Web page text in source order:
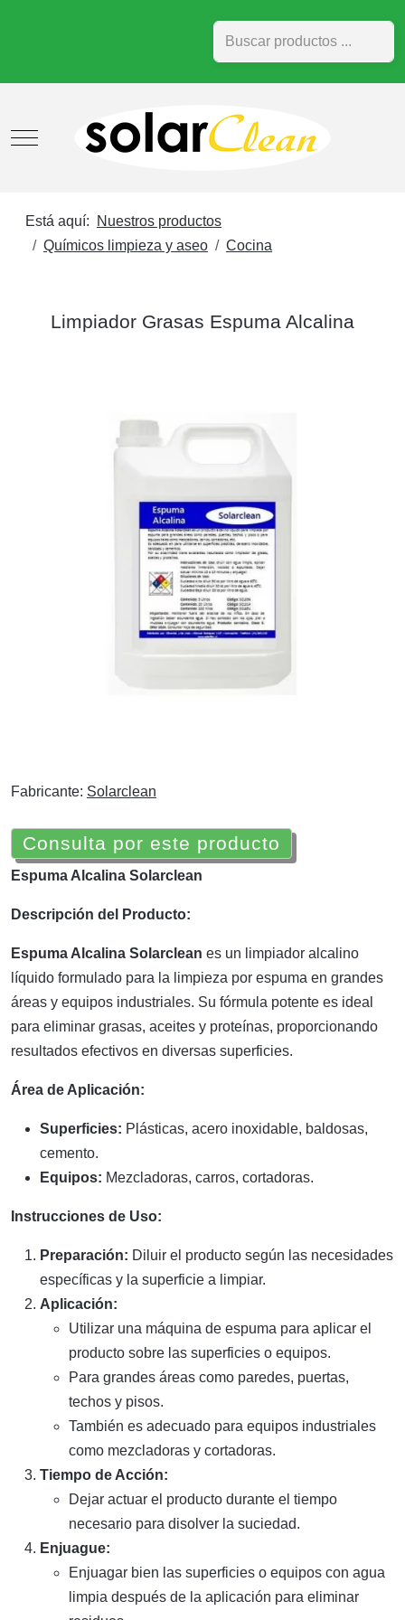
Buscar
Mobile Menu Toggle
Está aquí:
Nuestros productos
Químicos limpieza y aseo
Cocina
Limpiador Grasas Espuma Alcalina
Fabricante: Solarclean
Consulta por este producto
Espuma Alcalina Solarclean
Descripción del Producto:
Espuma Alcalina Solarclean es un limpiador alcalino
líquido formulado para la limpieza por espuma en grandes
áreas y equipos industriales. Su fórmula potente es ideal
para eliminar grasas, aceites y proteínas, proporcionando
resultados efectivos en diversas superficies.
Área de Aplicación:
Superficies: Plásticas, acero inoxidable, baldosas,
cemento.
Equipos: Mezcladoras, carros, cortadoras.
Instrucciones de Uso:
Preparación: Diluir el producto según las necesidades
específicas y la superficie a limpiar.
Aplicación:
Utilizar una máquina de espuma para aplicar el
producto sobre las superficies o equipos.
Para grandes áreas como paredes, puertas,
techos y pisos.
También es adecuado para equipos industriales
como mezcladoras y cortadoras.
Tiempo de Acción:
Dejar actuar el producto durante el tiempo
necesario para disolver la suciedad.
Enjuague:
Enjuagar bien las superficies o equipos con agua
limpia después de la aplicación para eliminar